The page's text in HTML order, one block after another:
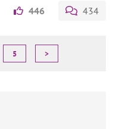
446 434
5 >